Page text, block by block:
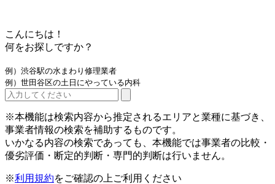
こんにちは！
何をお探しですか？
例）渋谷駅の水まわり修理業者
例）世田谷区の土日にやっている内科
※本機能は検索内容から推定されるエリアと業種に基づき、
事業者情報の検索を補助するものです。
いかなる内容の検索であっても、本機能では事業者の比較・
優劣評価・断定的判断・専門的判断は行いません。
※利用規約をご確認の上ご利用ください